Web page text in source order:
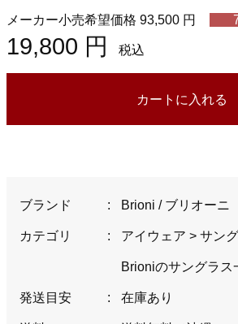
メーカー小売希望価格 93,500 円
19,800 円 税込
カートに入れる
ブランド : Brioni / ブリオーニ
カテゴリ : アイウェア > サン
Brioniのサングラス
発送目安 : 在庫あり